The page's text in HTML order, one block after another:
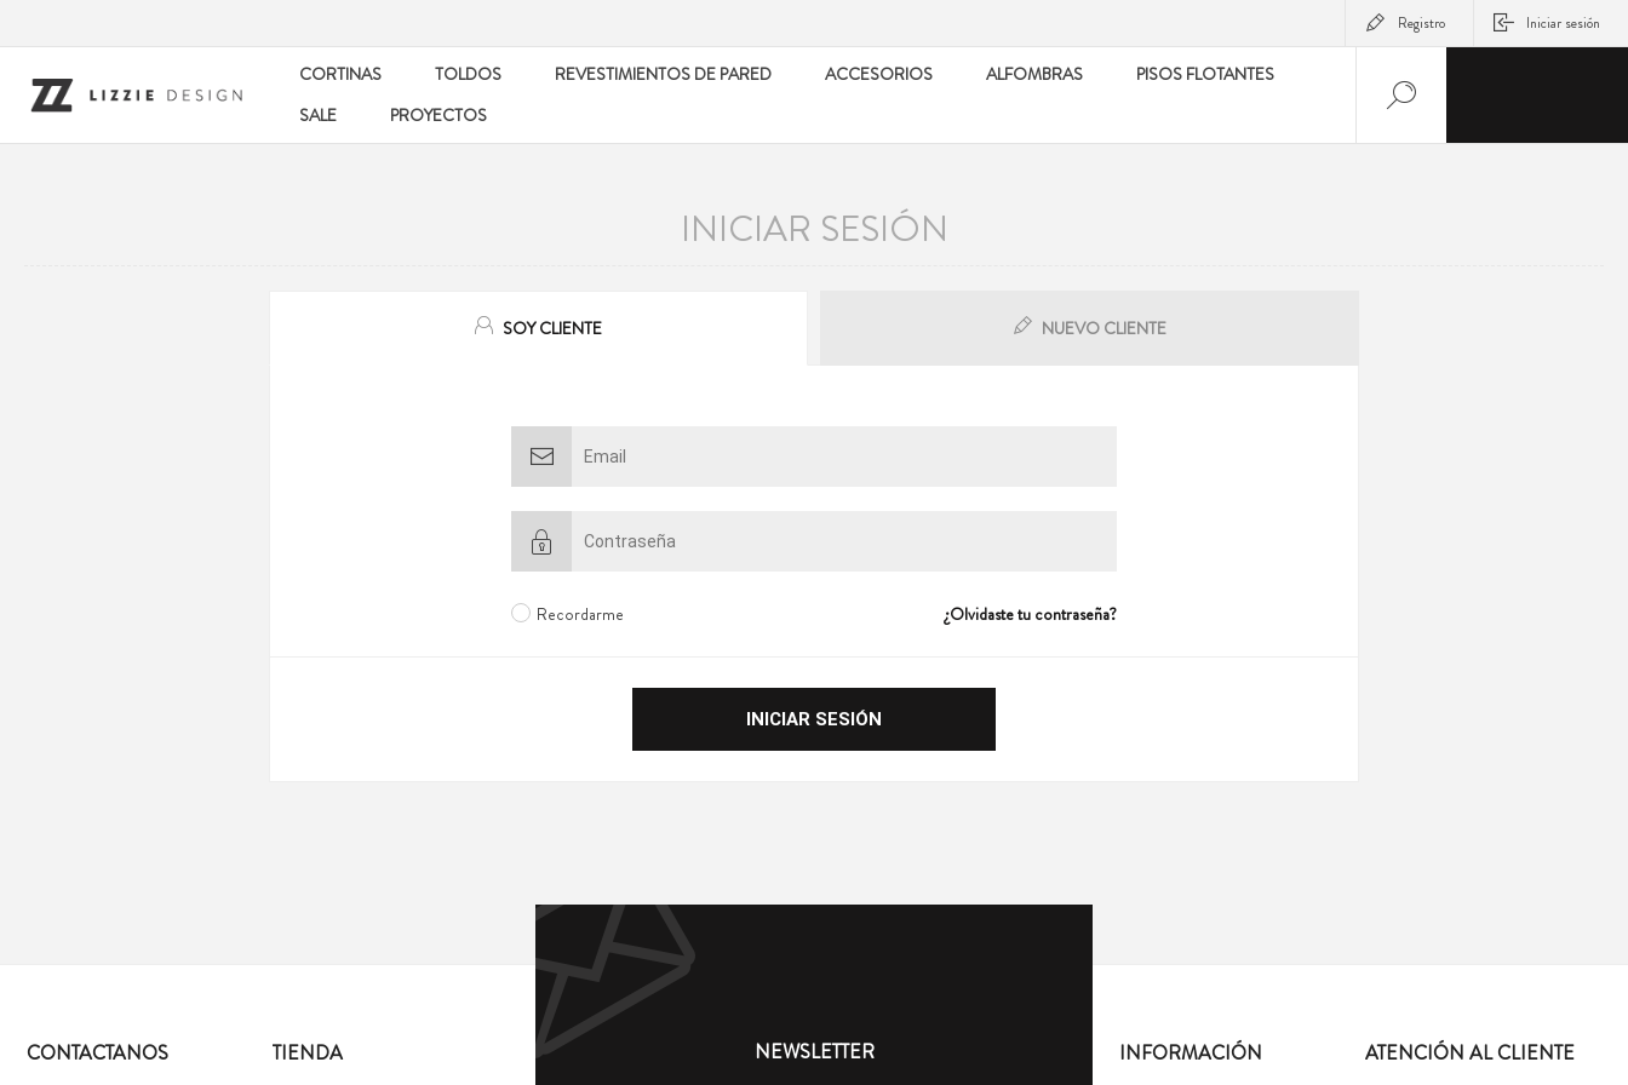
Registro Iniciar sesión
CORTINAS TOLDOS REVESTIMIENTOS DE PARED ACCESORIOS ALFOMBRAS
PISOS FLOTANTES
SALE
PROYECTOS
INICIAR SESIÓN
SOY CLIENTE NUEVO CLIENTE
Recordarme ¿Olvidaste tu contraseña?
NEWSLETTER
CONTACTANOS TIENDA INFORMACIÓN ATENCIÓN AL CLIENTE